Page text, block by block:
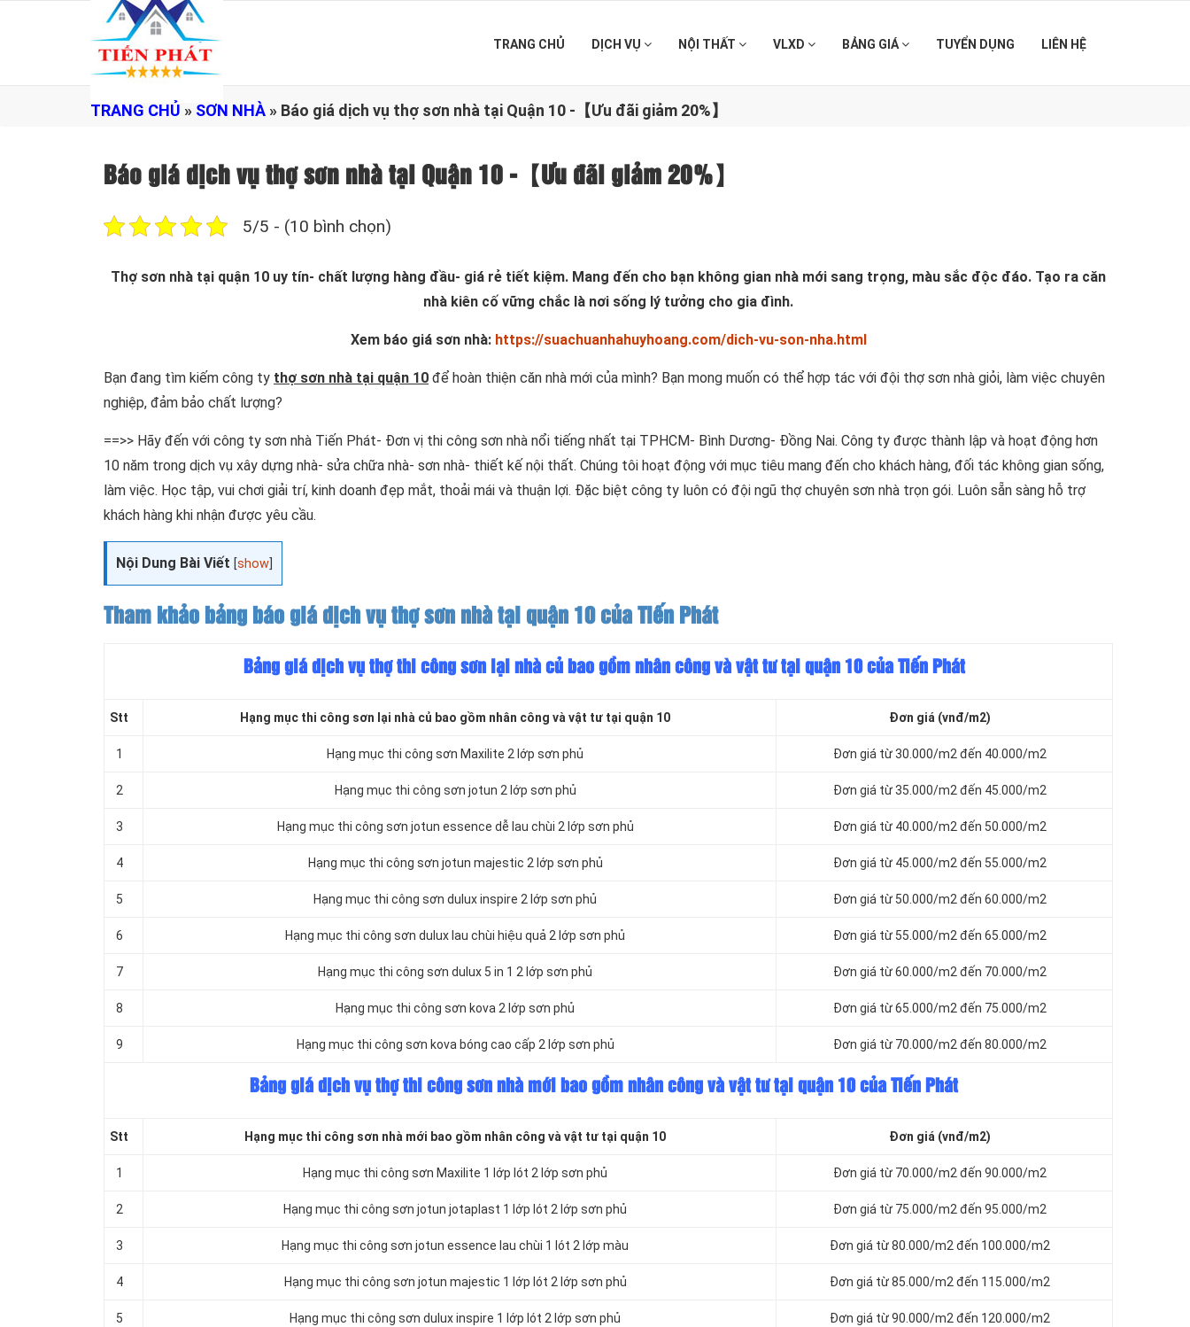
TRANG CHỦ DỊCH VỤ NỘI THẤT VLXD BẢNG GIÁ TUYỂN DỤNG LIÊN HỆ
TRANG CHỦ » SƠN NHÀ » Báo giá dịch vụ thợ sơn nhà tại Quận 10 -【Ưu đãi giảm 20%】
Báo giá dịch vụ thợ sơn nhà tại Quận 10 -【Ưu đãi giảm 20%】
5/5 - (10 bình chọn)
Thợ sơn nhà tại quận 10 uy tín- chất lượng hàng đầu- giá rẻ tiết kiệm. Mang đến cho bạn không gian nhà mới sang trọng, màu sắc độc đáo. Tạo ra căn
nhà kiên cố vững chắc là nơi sống lý tưởng cho gia đình.
Xem báo giá sơn nhà: https://suachuanhahuyhoang.com/dich-vu-son-nha.html
Bạn đang tìm kiếm công ty thợ sơn nhà tại quận 10 để hoàn thiện căn nhà mới của mình? Bạn mong muốn có thể hợp tác với đội thợ sơn nhà giỏi, làm việc chuyên
nghiệp, đảm bảo chất lượng?
==>> Hãy đến với công ty sơn nhà Tiến Phát- Đơn vị thi công sơn nhà nổi tiếng nhất tại TPHCM- Bình Dương- Đồng Nai. Công ty được thành lập và hoạt động hơn
10 năm trong dịch vụ xây dựng nhà- sửa chữa nhà- sơn nhà- thiết kế nội thất. Chúng tôi hoạt động với mục tiêu mang đến cho khách hàng, đối tác không gian sống,
làm việc. Học tập, vui chơi giải trí, kinh doanh đẹp mắt, thoải mái và thuận lợi. Đặc biệt công ty luôn có đội ngũ thợ chuyên sơn nhà trọn gói. Luôn sẵn sàng hỗ trợ
khách hàng khi nhận được yêu cầu.
Nội Dung Bài Viết [show
Tham khảo bảng báo giá dịch vụ thợ sơn nhà tại quận 10 của Tiến Phát
Bảng giá dịch vụ thợ thi công sơn lại nhà củ bao gồm nhân công và vật tư tại quận 10 của Tiến Phát
Stt Hạng mục thi công sơn lại nhà củ bao gồm nhân công và vật tư tại quận 10 Đơn giá (vnđ/m2)
1 Hạng mục thi công sơn Maxilite 2 lớp sơn phủ Đơn giá từ 30.000/m2 đến 40.000/m2
2 Hạng mục thi công sơn jotun 2 lớp sơn phủ Đơn giá từ 35.000/m2 đến 45.000/m2
3 Hạng mục thi công sơn jotun essence dễ lau chùi 2 lớp sơn phủ Đơn giá từ 40.000/m2 đến 50.000/m2
4 Hạng mục thi công sơn jotun majestic 2 lớp sơn phủ Đơn giá từ 45.000/m2 đến 55.000/m2
5 Hạng mục thi công sơn dulux inspire 2 lớp sơn phủ Đơn giá từ 50.000/m2 đến 60.000/m2
6 Hạng mục thi công sơn dulux lau chùi hiệu quả 2 lớp sơn phủ Đơn giá từ 55.000/m2 đến 65.000/m2
7 Hạng mục thi công sơn dulux 5 in 1 2 lớp sơn phủ Đơn giá từ 60.000/m2 đến 70.000/m2
8 Hạng mục thi công sơn kova 2 lớp sơn phủ Đơn giá từ 65.000/m2 đến 75.000/m2
9 Hạng mục thi công sơn kova bóng cao cấp 2 lớp sơn phủ Đơn giá từ 70.000/m2 đến 80.000/m2
Bảng giá dịch vụ thợ thi công sơn nhà mới bao gồm nhân công và vật tư tại quận 10 của Tiến Phát
Stt Hạng mục thi công sơn nhà mới bao gồm nhân công và vật tư tại quận 10 Đơn giá (vnđ/m2)
1 Hạng mục thi công sơn Maxilite 1 lớp lót 2 lớp sơn phủ Đơn giá từ 70.000/m2 đến 90.000/m2
2 Hạng mục thi công sơn jotun jotaplast 1 lớp lót 2 lớp sơn phủ Đơn giá từ 75.000/m2 đến 95.000/m2
3 Hạng mục thi công sơn jotun essence lau chùi 1 lót 2 lớp màu Đơn giá từ 80.000/m2 đến 100.000/m2
4 Hạng mục thi công sơn jotun majestic 1 lớp lót 2 lớp sơn phủ Đơn giá từ 85.000/m2 đến 115.000/m2
5 Hạng mục thi công sơn dulux inspire 1 lớp lót 2 lớp sơn phủ Đơn giá từ 90.000/m2 đến 120.000/m2